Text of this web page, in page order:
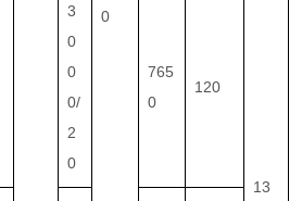
0
13
3
0
0
0/
2
0
765
0
120